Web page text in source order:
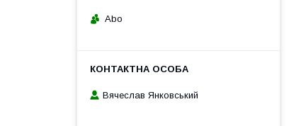
Abo
Вячеслав Янковський